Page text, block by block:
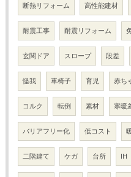
断熱リフォーム 高性能建材
耐震工事 耐震リフォーム
玄関ドア スロープ 段差
怪我 車椅子 育児 赤ち
コルク 転倒 素材 寒暖
バリアフリー化 低コスト
二階建て ケガ 台所 IH